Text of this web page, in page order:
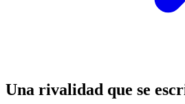
Una rivalidad que se